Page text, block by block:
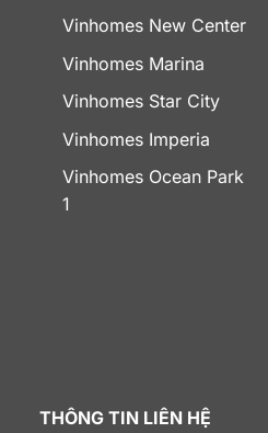
Vinhomes New Center
Vinhomes Marina
Vinhomes Star City
Vinhomes Imperia
Vinhomes Ocean Park
1
THÔNG TIN LIÊN HỆ